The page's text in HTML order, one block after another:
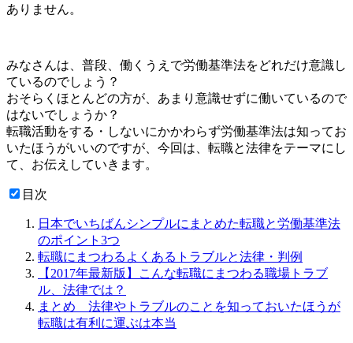
ありません。
みなさんは、普段、働くうえで労働基準法をどれだけ意識し
ているのでしょう？
おそらくほとんどの方が、あまり意識せずに働いているので
はないでしょうか？
転職活動をする・しないにかかわらず労働基準法は知ってお
いたほうがいいのですが、今回は、転職と法律をテーマにし
て、お伝えしていきます。
目次
日本でいちばんシンプルにまとめた転職と労働基準法
のポイント3つ
転職にまつわるよくあるトラブルと法律・判例
【2017年最新版】こんな転職にまつわる職場トラブ
ル、法律では？
まとめ 法律やトラブルのことを知っておいたほうが
転職は有利に運ぶは本当